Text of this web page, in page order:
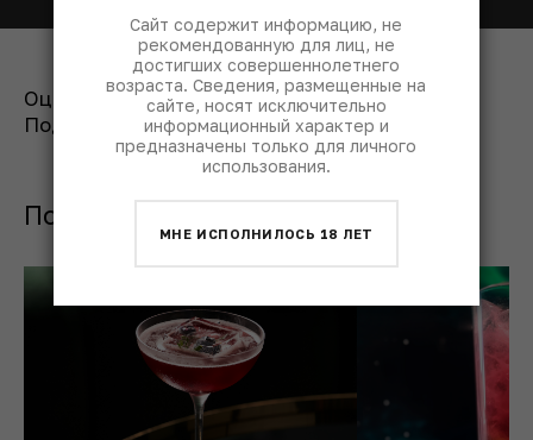
Оценить рецепт:
Поделиться:
Похожие коктейли с водкой
Сайт содержит информацию, не
рекомендованную для лиц, не
достигших совершеннолетнего
возраста. Сведения, размещенные на
сайте, носят исключительно
информационный характер и
предназначены только для личного
использования.
МНЕ ИСПОЛНИЛОСЬ 18 ЛЕТ